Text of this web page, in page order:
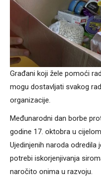
Građani koji žele pomoći
mogu dostavljati svakog
organizacije.
Međunarodni dan borbe
godine 17. oktobra u
Ujedinjenih naroda
potrebi iskorjenjivanja
naročito onima u razvoju.